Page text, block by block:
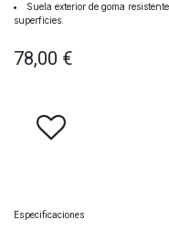
Suela exterior de goma
superficies.
78,00 €
Especificaciones